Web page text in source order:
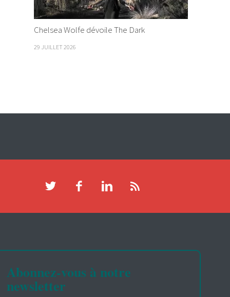
Chelsea Wolfe dévoile The Dark
29 JUILLET 2026
Abonnez-vous à notre
newsletter